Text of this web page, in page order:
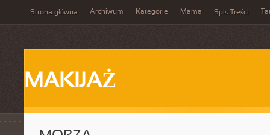
Strona główna Archiwum Kategorie Mama Spis Treści
MAKIJAŻ